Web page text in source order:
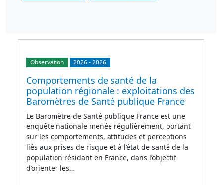
Observation 2026-2026
Comportements de santé de la
population régionale : exploitations des
Baromètres de Santé publique France
Le Baromètre de Santé publique France est une
enquête nationale menée régulièrement, portant
sur les comportements, attitudes et perceptions
liés aux prises de risque et à l’état de santé de la
population résidant en France, dans l’objectif
d’orienter les…